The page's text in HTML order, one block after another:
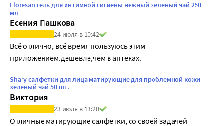
Floresan гель для интимной гигиены нежный зеленый чай 250
мл
Есения Пашкова
24 июля в 10:42
Всё отлично, всё время пользуюсь этим
приложением.дешевле,чем в аптеках.
Shary салфетки для лица матирующие для проблемной кожи
зеленый чай 50 шт.
Виктория
23 июля в 13:20
Отличные матирующие салфетки, со своей задачей